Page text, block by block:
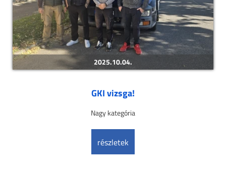
2025.10.04.
GKI vizsga!
Nagy kategória
részletek